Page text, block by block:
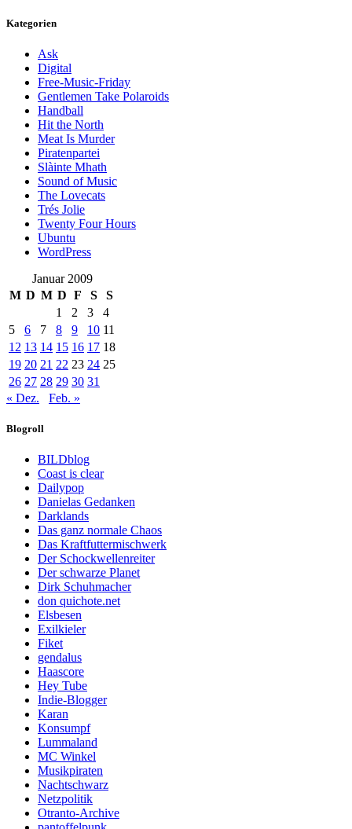
Kategorien
Ask
Digital
Free-Music-Friday
Gentlemen Take Polaroids
Handball
Hit the North
Meat Is Murder
Piratenpartei
Slàinte Mhath
Sound of Music
The Lovecats
Trés Jolie
Twenty Four Hours
Ubuntu
WordPress
Januar 2009
M D M D F S
S
1
2 3
4
5
6 7 8 9 10 11
12 13 14 15 16 17 18
19 20 21 22 23 24 25
26 27 28 29 30 31
« Dez.
Feb. »
Blogroll
BILDblog
Coast is clear
Dailypop
Danielas Gedanken
Darklands
Das ganz normale Chaos
Das Kraftfuttermischwerk
Der Schockwellenreiter
Der schwarze Planet
Dirk Schuhmacher
don quichote.net
Elsbesen
Exilkieler
Fiket
gendalus
Haascore
Hey Tube
Indie-Blogger
Karan
Konsumpf
Lummaland
MC Winkel
Musikpiraten
Nachtschwarz
Netzpolitik
Otranto-Archive